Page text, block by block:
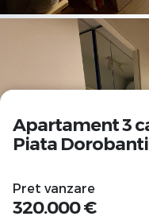
Apartament 3
Piata Dorobanti
Pret vanzare
320.000 €